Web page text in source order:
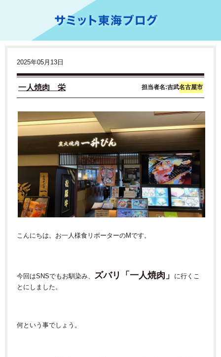
2025年05月13日
一人焼肉 名古屋市
栄 担当者名:吉武
こんにちは。お一人様食リポーターのMです。
今回はSNSでもお馴染み、 ズバリ「一人焼肉」
に行くこ
とにしました。
何という事でしょう。